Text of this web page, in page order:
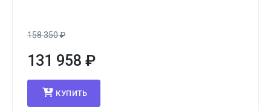
158 350₽
131 958 ₽
КУПИТЬ